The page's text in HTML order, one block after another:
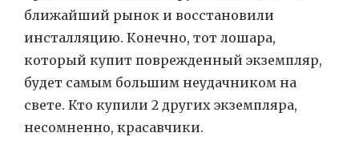
ближайший рынок и восстановили
инсталляцию. Конечно, тот лошара,
который купит поврежденный экземпляр,
будет самым большим неудачником на
свете. Кто купили 2 других экземпляра,
несомненно, красавчики.